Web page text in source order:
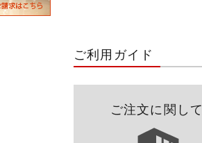
ご利用ガイド
ご注文に関して